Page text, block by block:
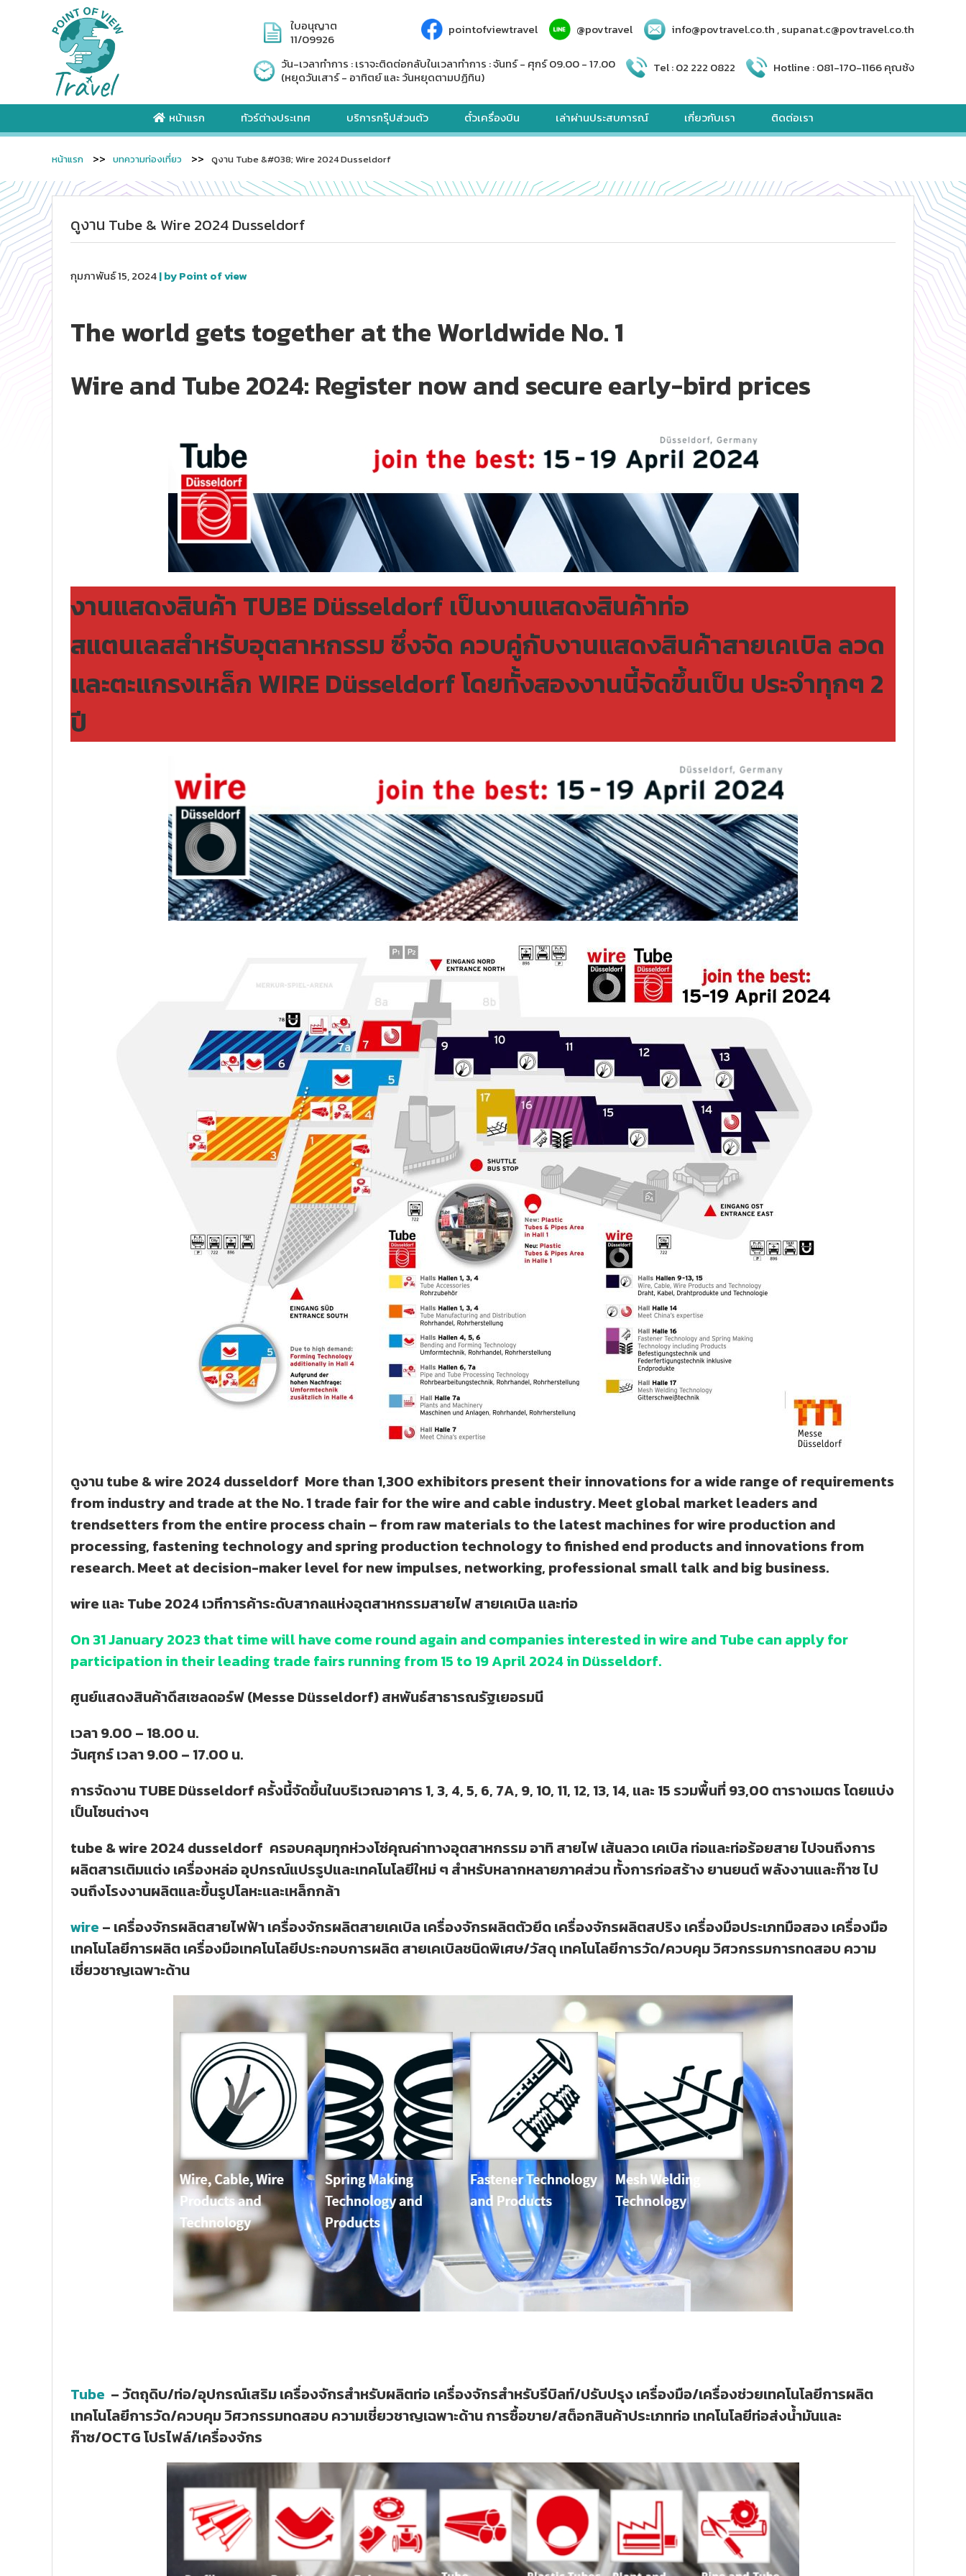
ใบอนุญาต
11/09926
pointofviewtravel @povtravel info@povtravel.co.th , supanat.c@povtravel.co.th
วัน-เวลาทำการ : เราจะติดต่อกลับในเวลาทำการ : จันทร์ - ศุกร์ 09.00 - 17.00
(หยุดวันเสาร์ - อาทิตย์ และ วันหยุดตามปฏิทิน)
Tel :02 222 0822 Hotline :081-170-1166 คุณซ้ง
หน้าแรก ทัวร์ต่างประเทศ บริการกรุ๊ปส่วนตัว ตั๋วเครื่องบิน เล่าผ่านประสบการณ์ เกี่ยวกับเรา ติดต่อเรา
หน้าแรก บทความท่องเที่ยว ดูงาน Tube &#038; Wire 2024 Dusseldorf
ดูงาน Tube & Wire 2024 Dusseldorf
กุมภาพันธ์ 15, 2024| by Point of view
The world gets together at the Worldwide No. 1
Wire and Tube 2024: Register now and secure early-bird prices
งานแสดงสินค้า TUBE Düsseldorf เป็นงานแสดงสินค้าท่อ
สแตนเลสสำหรับอุตสาหกรรม ซึ่งจัด ควบคู่กับงานแสดงสินค้าสายเคเบิล ลวด
และตะแกรงเหล็ก WIRE Düsseldorf โดยทั้งสองงานนี้จัดขึ้นเป็น ประจำทุกๆ 2
ปี
ดูงาน tube & wire 2024 dusseldorf More than 1,300 exhibitors present their innovations for a wide range of requirements
from industry and trade at the No. 1 trade fair for the wire and cable industry. Meet global market leaders and
trendsetters from the entire process chain – from raw materials to the latest machines for wire production and
processing, fastening technology and spring production technology to finished end products and innovations from
research. Meet at decision-maker level for new impulses, networking, professional small talk and big business.
wire และ Tube 2024 เวทีการค้าระดับสากลแห่งอุตสาหกรรมสายไฟ สายเคเบิล และท่อ
On 31 January 2023 that time will have come round again and companies interested in wire and Tube can apply for
participation in their leading trade fairs running from 15 to 19 April 2024 in Düsseldorf.
ศูนย์แสดงสินค้าดึสเซลดอร์ฟ (Messe Düsseldorf) สหพันธ์สาธารณรัฐเยอรมนี
เวลา 9.00 – 18.00 น.
วันศุกร์ เวลา 9.00 – 17.00 น.
การจัดงาน TUBE Düsseldorf ครั้งนี้จัดขึ้นในบริเวณอาคาร 1, 3, 4, 5, 6, 7A, 9, 10, 11, 12, 13, 14, และ 15 รวมพื้นที่ 93,00 ตารางเมตร โดยแบ่ง
เป็นโซนต่างๆ
tube & wire 2024 dusseldorf ครอบคลุมทุกห่วงโซ่คุณค่าทางอุตสาหกรรม อาทิ สายไฟ เส้นลวด เคเบิล ท่อและท่อร้อยสาย ไปจนถึงการ
ผลิตสารเติมแต่ง เครื่องหล่อ อุปกรณ์แปรรูปและเทคโนโลยีใหม่ ๆ สำหรับหลากหลายภาคส่วน ทั้งการก่อสร้าง ยานยนต์ พลังงานและก๊าซ ไป
จนถึงโรงงานผลิตและขึ้นรูปโลหะและเหล็กกล้า
wire – เครื่องจักรผลิตสายไฟฟ้า เครื่องจักรผลิตสายเคเบิล เครื่องจักรผลิตตัวยึด เครื่องจักรผลิตสปริง เครื่องมือประเภทมือสอง เครื่องมือ
เทคโนโลยีการผลิต เครื่องมือเทคโนโลยีประกอบการผลิต สายเคเบิลชนิดพิเศษ/วัสดุ เทคโนโลยีการวัด/ควบคุม วิศวกรรมการทดสอบ ความ
เชี่ยวชาญเฉพาะด้าน
Tube – วัตถุดิบ/ท่อ/อุปกรณ์เสริม เครื่องจักรสำหรับผลิตท่อ เครื่องจักรสำหรับรีบิลท์/ปรับปรุง เครื่องมือ/เครื่องช่วยเทคโนโลยีการผลิต
เทคโนโลยีการวัด/ควบคุม วิศวกรรมทดสอบ ความเชี่ยวชาญเฉพาะด้าน การซื้อขาย/สต็อกสินค้าประเภทท่อ เทคโนโลยีท่อส่งน้ำมันและ
ก๊าซ/OCTG โปรไฟล์/เครื่องจักร